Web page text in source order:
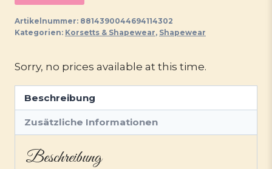
Artikelnummer: 8814390044694114302
Kategorien: Korsetts & Shapewear, Shapewear
Sorry, no prices available at this time.
Beschreibung
Zusätzliche Informationen
Beschreibung